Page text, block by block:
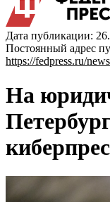
Дата публикации:
Постоянный адрес
https://fedpress.ru/
На